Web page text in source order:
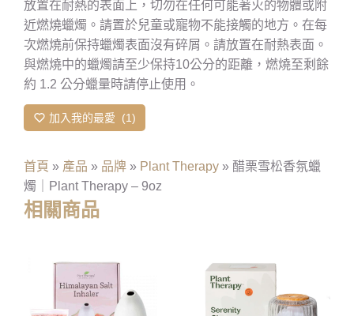
放置在耐熱的表面上，切勿在任何可能著火的物體或附
近燃燒蠟燭。請置於兒童或寵物不能接觸的地方。在每
次燃燒前保持蠟燭表面沒有碎屑。請放置在耐熱表面。
與燃燒中的蠟燭請至少保持10公分的距離，燃燒至剩餘
約 1.2 公分蠟量時請停止使用。
加入我的最愛 1
首頁 » 產品 » 品牌 » Plant Therapy » 醋栗雪松香氛蠟
燭｜Plant Therapy – 9oz
相關商品